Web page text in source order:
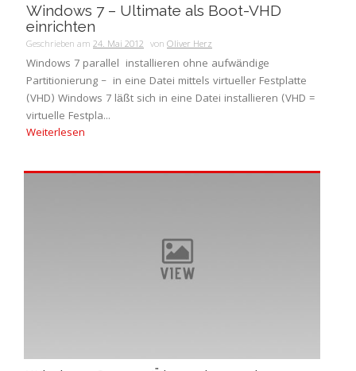
Windows 7 – Ultimate als Boot-VHD
einrichten
Geschrieben am 24. Mai 2012 von Oliver Herz
Windows 7 parallel installieren ohne aufwändige
Partitionierung – in eine Datei mittels virtueller Festplatte
(VHD) Windows 7 läßt sich in eine Datei installieren (VHD =
virtuelle Festpla...
Weiterlesen